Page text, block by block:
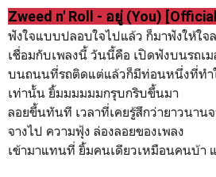
Zweed n' Roll - อยู่ (You)
ฟังใจแบบปลอบใจไปแล้ว ก็มาฟังให้ใจ
เชื่อมกับเพลงนี้ วันนี้คือ เปิดฟังบนรถเม
บนถนนที่รถติดแต่แล้วก็มีท่อนหนึ่งที่ทำ
เท่านั้น ยิ้มมมมมมกรุบกริบขึ้นมา
ลอยขึ้นทันที เวลาที่เคยรู้สึกว่ายาวนาน
จางไป ความฟุ้ง ล่องลอยของเพลง
เข้ามาแทนที่ ยิ้มคนเดียวเหมือนคนบ้า